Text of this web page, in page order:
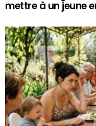
mettre à un jeune